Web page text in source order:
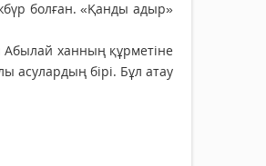
болған. «Қанды адыр»
ханның құрметіне
асулардың бірі. Бұл атау